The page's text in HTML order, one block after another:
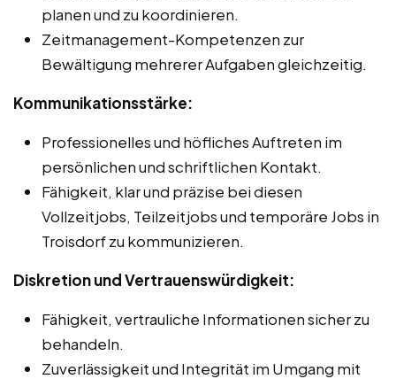
planen und zu koordinieren.
Zeitmanagement-Kompetenzen zur
Bewältigung mehrerer Aufgaben gleichzeitig.
Kommunikationsstärke:
Professionelles und höfliches Auftreten im
persönlichen und schriftlichen Kontakt.
Fähigkeit, klar und präzise bei diesen
Vollzeitjobs, Teilzeitjobs und temporäre Jobs in
Troisdorf zu kommunizieren.
Diskretion und Vertrauenswürdigkeit:
Fähigkeit, vertrauliche Informationen sicher zu
behandeln.
Zuverlässigkeit und Integrität im Umgang mit